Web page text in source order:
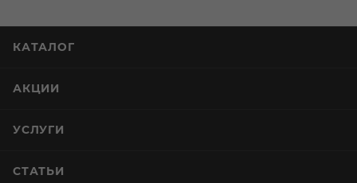
КАТАЛОГ
АКЦИИ
УСЛУГИ
СТАТЬИ